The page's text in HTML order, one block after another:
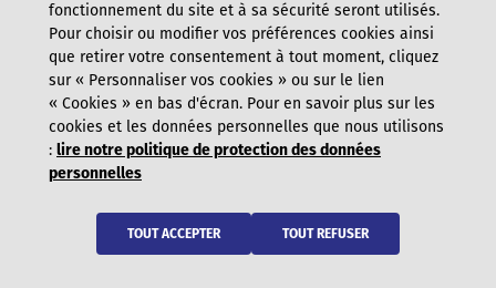
Contact
Protection des données personnelles
fonctionnement du site et à sa sécurité seront utilisés.
Pour choisir ou modifier vos préférences cookies ainsi
que retirer votre consentement à tout moment, cliquez
sur « Personnaliser vos cookies » ou sur le lien
« Cookies » en bas d'écran. Pour en savoir plus sur les
cookies et les données personnelles que nous utilisons
: lire notre politique de protection des données
personnelles
TOUT ACCEPTER TOUT REFUSER